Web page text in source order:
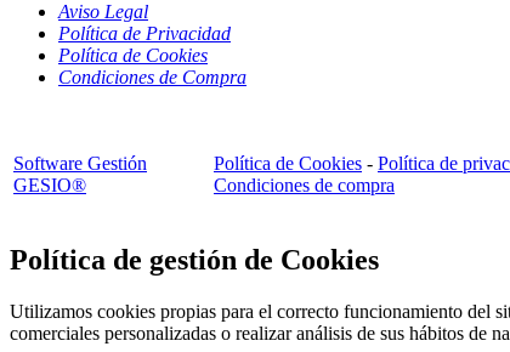
Aviso Legal
Política de Privacidad
Política de Cookies
Condiciones de Compra
Software Gestión
GESIO®
Política de Cookies - Política de
Condiciones de compra
Política de gestión de Cookies
Utilizamos cookies propias para el correcto funcionamiento del
comerciales personalizadas o realizar análisis de sus hábitos de